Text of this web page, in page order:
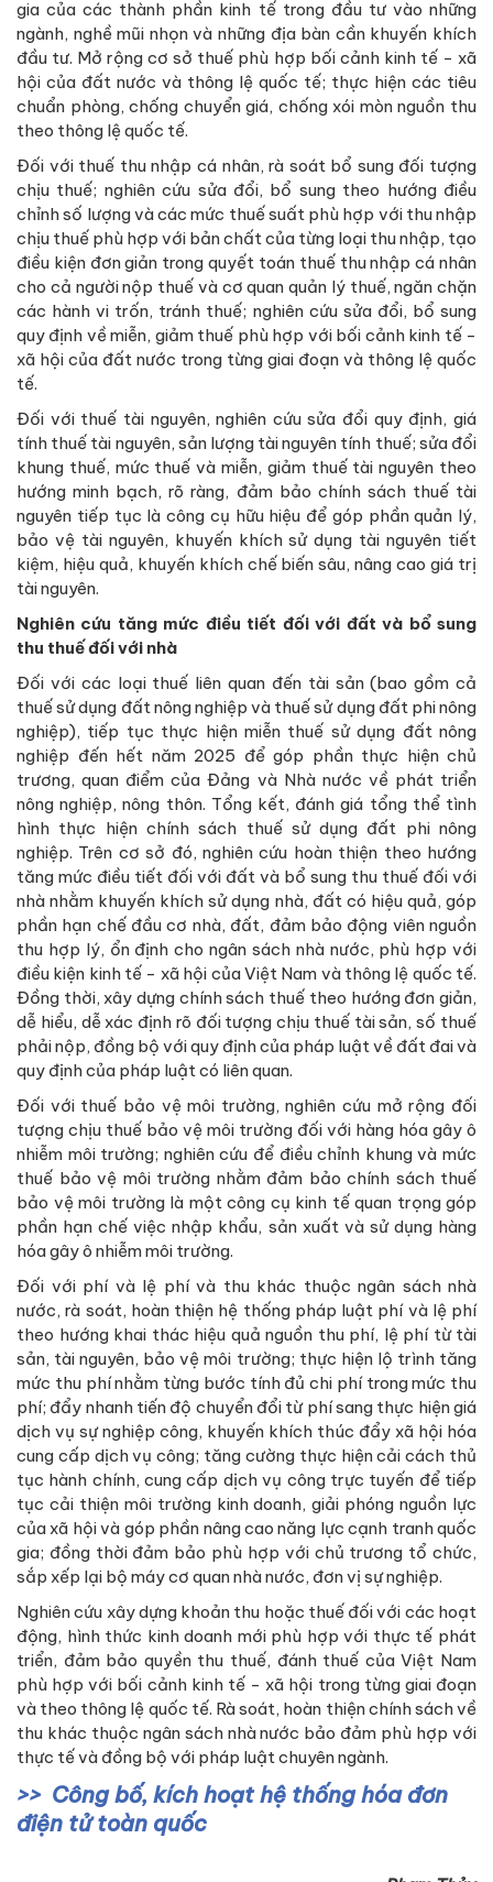
gia của các thành phần kinh tế trong đầu tư vào những
ngành, nghề mũi nhọn và những địa bàn cần khuyến khích
đầu tư. Mở rộng cơ sở thuế phù hợp bối cảnh kinh tế - xã
hội của đất nước và thông lệ quốc tế; thực hiện các tiêu
chuẩn phòng, chống chuyển giá, chống xói mòn nguồn thu
theo thông lệ quốc tế.
Đối với thuế thu nhập cá nhân, rà soát bổ sung đối tượng
chịu thuế; nghiên cứu sửa đổi, bổ sung theo hướng điều
chỉnh số lượng và các mức thuế suất phù hợp với thu nhập
chịu thuế phù hợp với bản chất của từng loại thu nhập, tạo
điều kiện đơn giản trong quyết toán thuế thu nhập cá nhân
cho cả người nộp thuế và cơ quan quản lý thuế, ngăn chặn
các hành vi trốn, tránh thuế; nghiên cứu sửa đổi, bổ sung
quy định về miễn, giảm thuế phù hợp với bối cảnh kinh tế -
xã hội của đất nước trong từng giai đoạn và thông lệ quốc
tế.
Đối với thuế tài nguyên, nghiên cứu sửa đổi quy định, giá
tính thuế tài nguyên, sản lượng tài nguyên tính thuế; sửa đổi
khung thuế, mức thuế và miễn, giảm thuế tài nguyên theo
hướng minh bạch, rõ ràng, đảm bảo chính sách thuế tài
nguyên tiếp tục là công cụ hữu hiệu để góp phần quản lý,
bảo vệ tài nguyên, khuyến khích sử dụng tài nguyên tiết
kiệm, hiệu quả, khuyến khích chế biến sâu, nâng cao giá trị
tài nguyên.
Nghiên cứu tăng mức điều tiết đối với đất và bổ sung
thu thuế đối với nhà
Đối với các loại thuế liên quan đến tài sản (bao gồm cả
thuế sử dụng đất nông nghiệp và thuế sử dụng đất phi nông
nghiệp), tiếp tục thực hiện miễn thuế sử dụng đất nông
nghiệp đến hết năm 2025 để góp phần thực hiện chủ
trương, quan điểm của Đảng và Nhà nước về phát triển
nông nghiệp, nông thôn. Tổng kết, đánh giá tổng thể tình
hình thực hiện chính sách thuế sử dụng đất phi nông
nghiệp. Trên cơ sở đó, nghiên cứu hoàn thiện theo hướng
tăng mức điều tiết đối với đất và bổ sung thu thuế đối với
nhà nhằm khuyến khích sử dụng nhà, đất có hiệu quả, góp
phần hạn chế đầu cơ nhà, đất, đảm bảo động viên nguồn
thu hợp lý, ổn định cho ngân sách nhà nước, phù hợp với
điều kiện kinh tế - xã hội của Việt Nam và thông lệ quốc tế.
Đồng thời, xây dựng chính sách thuế theo hướng đơn giản,
dễ hiểu, dễ xác định rõ đối tượng chịu thuế tài sản, số thuế
phải nộp, đồng bộ với quy định của pháp luật về đất đai và
quy định của pháp luật có liên quan.
Đối với thuế bảo vệ môi trường, nghiên cứu mở rộng đối
tượng chịu thuế bảo vệ môi trường đối với hàng hóa gây ô
nhiễm môi trường; nghiên cứu để điều chỉnh khung và mức
thuế bảo vệ môi trường nhằm đảm bảo chính sách thuế
bảo vệ môi trường là một công cụ kinh tế quan trọng góp
phần hạn chế việc nhập khẩu, sản xuất và sử dụng hàng
hóa gây ô nhiễm môi trường.
Đối với phí và lệ phí và thu khác thuộc ngân sách nhà
nước, rà soát, hoàn thiện hệ thống pháp luật phí và lệ phí
theo hướng khai thác hiệu quả nguồn thu phí, lệ phí từ tài
sản, tài nguyên, bảo vệ môi trường; thực hiện lộ trình tăng
mức thu phí nhằm từng bước tính đủ chi phí trong mức thu
phí; đẩy nhanh tiến độ chuyển đổi từ phí sang thực hiện giá
dịch vụ sự nghiệp công, khuyến khích thúc đẩy xã hội hóa
cung cấp dịch vụ công; tăng cường thực hiện cải cách thủ
tục hành chính, cung cấp dịch vụ công trực tuyến để tiếp
tục cải thiện môi trường kinh doanh, giải phóng nguồn lực
của xã hội và góp phần nâng cao năng lực cạnh tranh quốc
gia; đồng thời đảm bảo phù hợp với chủ trương tổ chức,
sắp xếp lại bộ máy cơ quan nhà nước, đơn vị sự nghiệp.
Nghiên cứu xây dựng khoản thu hoặc thuế đối với các hoạt
động, hình thức kinh doanh mới phù hợp với thực tế phát
triển, đảm bảo quyền thu thuế, đánh thuế của Việt Nam
phù hợp với bối cảnh kinh tế - xã hội trong từng giai đoạn
và theo thông lệ quốc tế. Rà soát, hoàn thiện chính sách về
thu khác thuộc ngân sách nhà nước bảo đảm phù hợp với
thực tế và đồng bộ với pháp luật chuyên ngành.
Công bố, kích hoạt hệ thống hóa đơn
điện tử toàn quốc